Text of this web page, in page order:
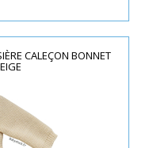
CALEÇON BONNET